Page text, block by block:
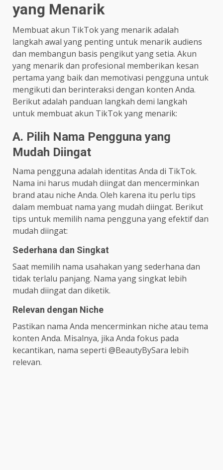
yang Menarik
Membuat akun TikTok yang menarik adalah
langkah awal yang penting untuk menarik audiens
dan membangun basis pengikut yang setia. Akun
yang menarik dan profesional memberikan kesan
pertama yang baik dan memotivasi pengguna untuk
mengikuti dan berinteraksi dengan konten Anda.
Berikut adalah panduan langkah demi langkah
untuk membuat akun TikTok yang menarik:
A. Pilih Nama Pengguna yang
Mudah Diingat
Nama pengguna adalah identitas Anda di TikTok.
Nama ini harus mudah diingat dan mencerminkan
brand atau niche Anda. Oleh karena itu perlu tips
dalam membuat nama yang mudah diingat. Berikut
tips untuk memilih nama pengguna yang efektif dan
mudah diingat:
Sederhana dan Singkat
Saat memilih nama usahakan yang sederhana dan
tidak terlalu panjang. Nama yang singkat lebih
mudah diingat dan diketik.
Relevan dengan Niche
Pastikan nama Anda mencerminkan niche atau tema
konten Anda. Misalnya, jika Anda fokus pada
kecantikan, nama seperti @BeautyBySara lebih
relevan.